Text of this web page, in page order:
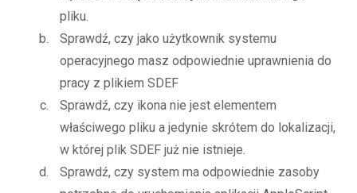
pliku.
Sprawdź, czy jako użytkownik systemu
operacyjnego masz odpowiednie uprawnienia do
pracy z plikiem SDEF
Sprawdź, czy ikona nie jest elementem
właściwego pliku a jedynie skrótem do lokalizacji,
w której plik SDEF już nie istnieje.
Sprawdź, czy system ma odpowiednie zasoby